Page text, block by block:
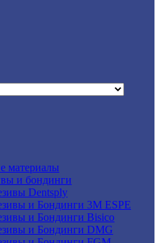
материалы
и бондинги
Dentsply
и Бондинги 3M ESPE
и Бондинги Bisico
и Бондинги DMG